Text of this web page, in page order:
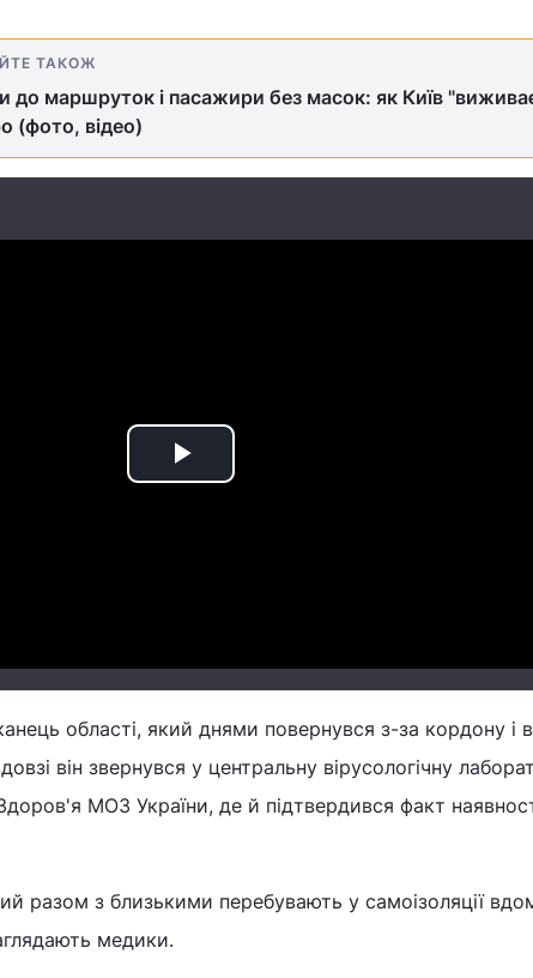
ТАКОЖ
до маршруток і пасажири без масок: як Київ
(фото, відео)
Play
області, який днями повернувся з-за кордону і
він звернувся у центральну вірусологічну
МОЗ України, де й підтвердився факт
разом з близькими перебувають у самоізоляції
медики.